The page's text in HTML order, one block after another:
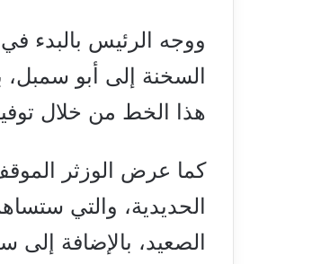
ووجه الرئيس بالبدء
السخنة إلى أبو
هذا الخط من خلال
كما عرض الوزثر
الحديدية، والتي
الصعيد، بالإضافة